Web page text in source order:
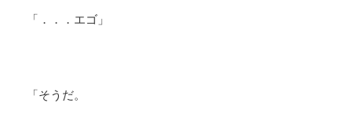
「．．．エゴ」
「そうだ。